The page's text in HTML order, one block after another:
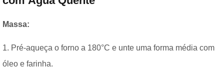
Massa:
1. Pré-aqueça o forno a 180°C e unte uma forma média com
óleo e farinha.